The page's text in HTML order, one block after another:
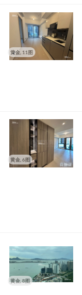
黄金, 11图
黄金, 6图
黄金, 8图